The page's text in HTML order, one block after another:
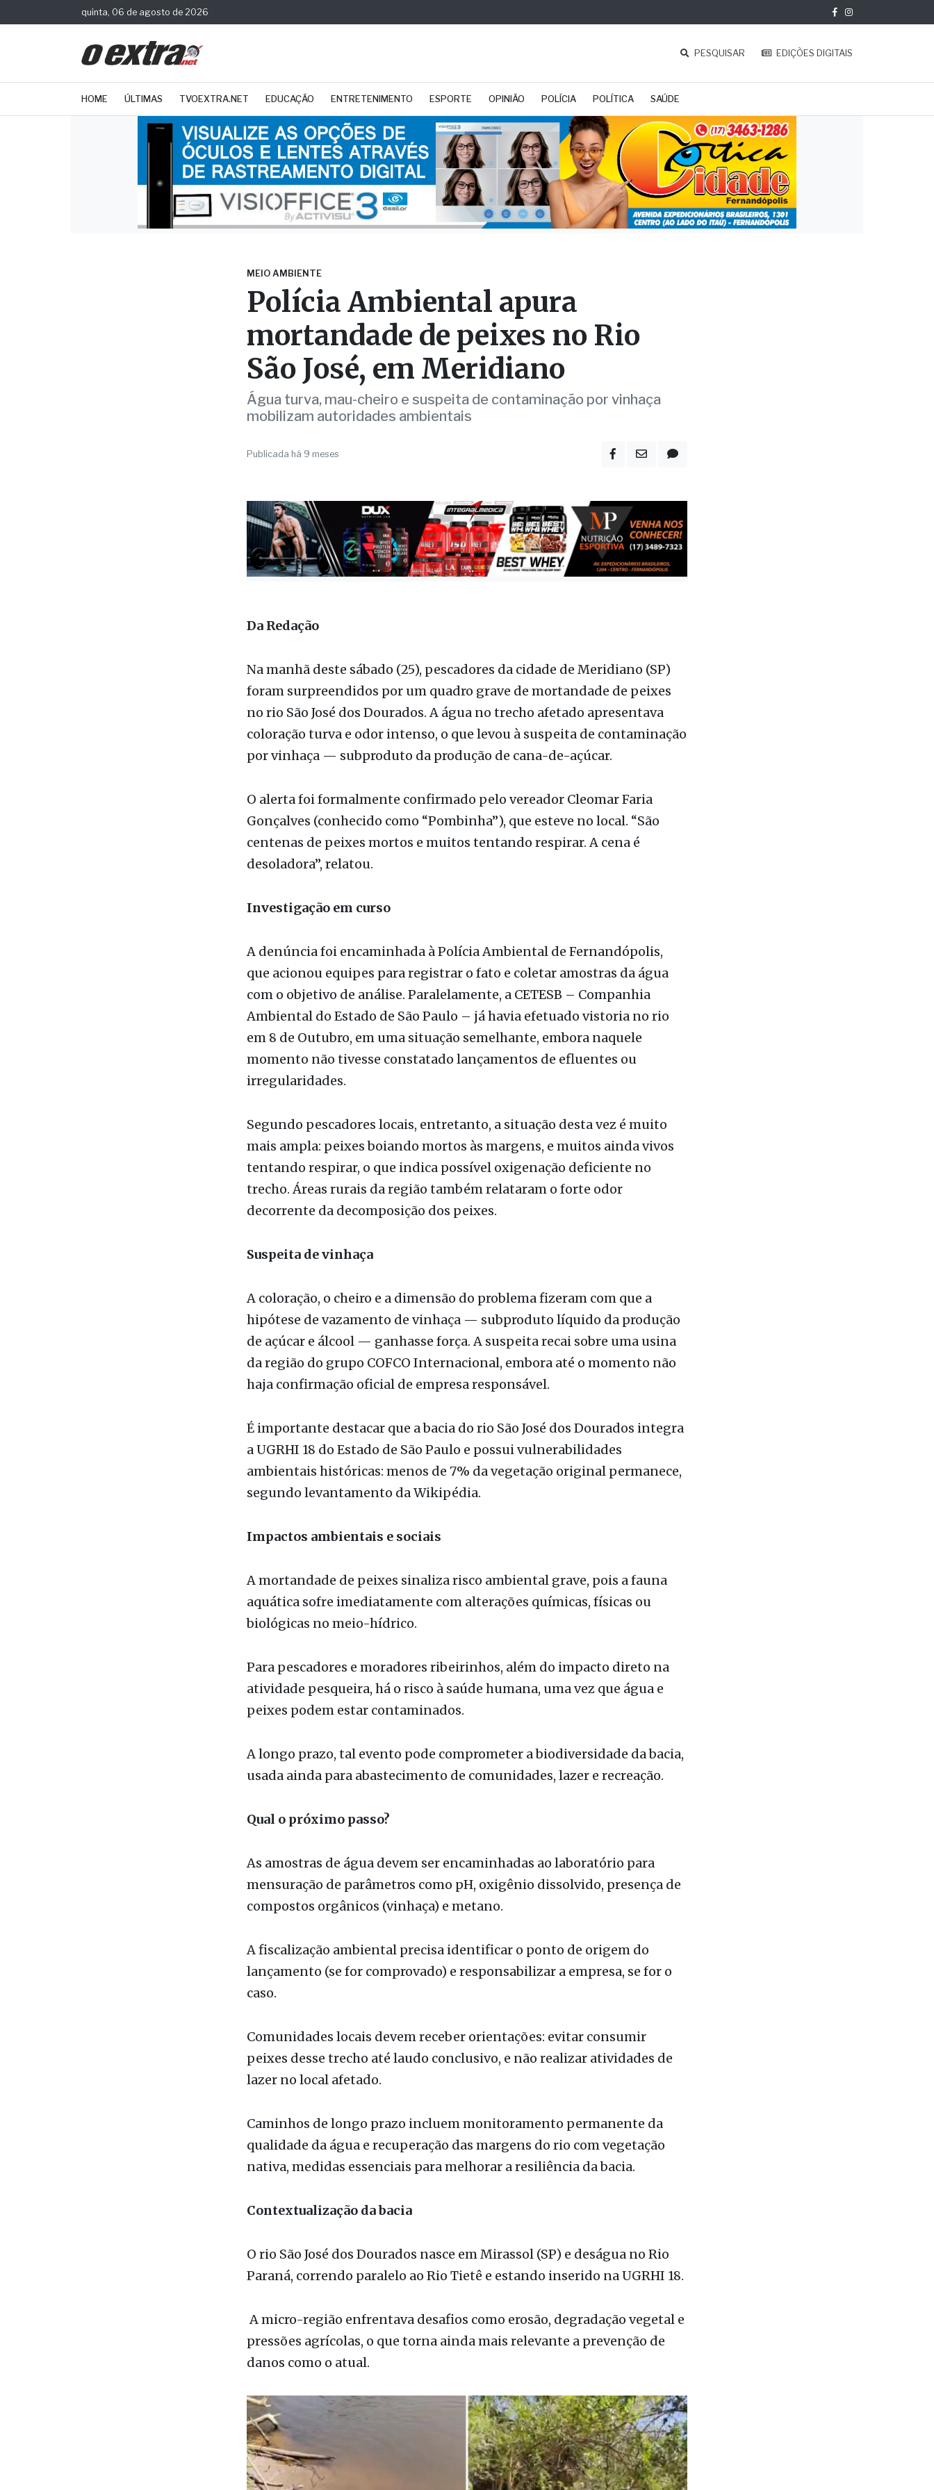
quinta, 06 de agosto de 2026
PESQUISAR EDIÇÕES DIGITAIS
HOME ÚLTIMAS TVOEXTRA.NET EDUCAÇÃO ENTRETENIMENTO ESPORTE OPINIÃO POLÍCIA POLÍTICA SAÚDE
MEIO AMBIENTE
Polícia Ambiental apura
mortandade de peixes no Rio
São José, em Meridiano
mobilizam autoridades ambientais
Da Redação
Na manhã deste sábado (25), pescadores da cidade de Meridiano (SP)
foram surpreendidos por um quadro grave de mortandade de peixes
no rio São José dos Dourados. A água no trecho afetado apresentava
por vinhaça — subproduto da produção de cana-de-açúcar.
O alerta foi formalmente confirmado pelo vereador Cleomar Faria
Gonçalves (conhecido como “Pombinha”), que esteve no local. “São
desoladora”, relatou.
Investigação em curso
A denúncia foi encaminhada à Polícia Ambiental de Fernandópolis,
que acionou equipes para registrar o fato e coletar amostras da água
com o objetivo de análise. Paralelamente, a CETESB – Companhia
Ambiental do Estado de São Paulo – já havia efetuado vistoria no rio
em 8 de Outubro, em uma situação semelhante, embora naquele
irregularidades.
Segundo pescadores locais, entretanto, a situação desta vez é muito
mais ampla: peixes boiando mortos às margens, e muitos ainda vivos
tentando respirar, o que indica possível oxigenação deficiente no
decorrente da decomposição dos peixes.
Suspeita de vinhaça
A coloração, o cheiro e a dimensão do problema fizeram com que a
hipótese de vazamento de vinhaça — subproduto líquido da produção
de açúcar e álcool — ganhasse força. A suspeita recai sobre uma usina
haja confirmação oficial de empresa responsável.
É importante destacar que a bacia do rio São José dos Dourados integra
a UGRHI 18 do Estado de São Paulo e possui vulnerabilidades
segundo levantamento da Wikipédia.
Impactos ambientais e sociais
A mortandade de peixes sinaliza risco ambiental grave, pois a fauna
biológicas no meio-hídrico.
Para pescadores e moradores ribeirinhos, além do impacto direto na
peixes podem estar contaminados.
usada ainda para abastecimento de comunidades, lazer e recreação.
Qual o próximo passo?
As amostras de água devem ser encaminhadas ao laboratório para
compostos orgânicos (vinhaça) e metano.
A fiscalização ambiental precisa identificar o ponto de origem do
caso.
Comunidades locais devem receber orientações: evitar consumir
lazer no local afetado.
Caminhos de longo prazo incluem monitoramento permanente da
nativa, medidas essenciais para melhorar a resiliência da bacia.
Contextualização da bacia
Paraná, correndo paralelo ao Rio Tietê e estando inserido na UGRHI 18.
A micro-região enfrentava desafios como erosão, degradação vegetal e
danos como o atual.